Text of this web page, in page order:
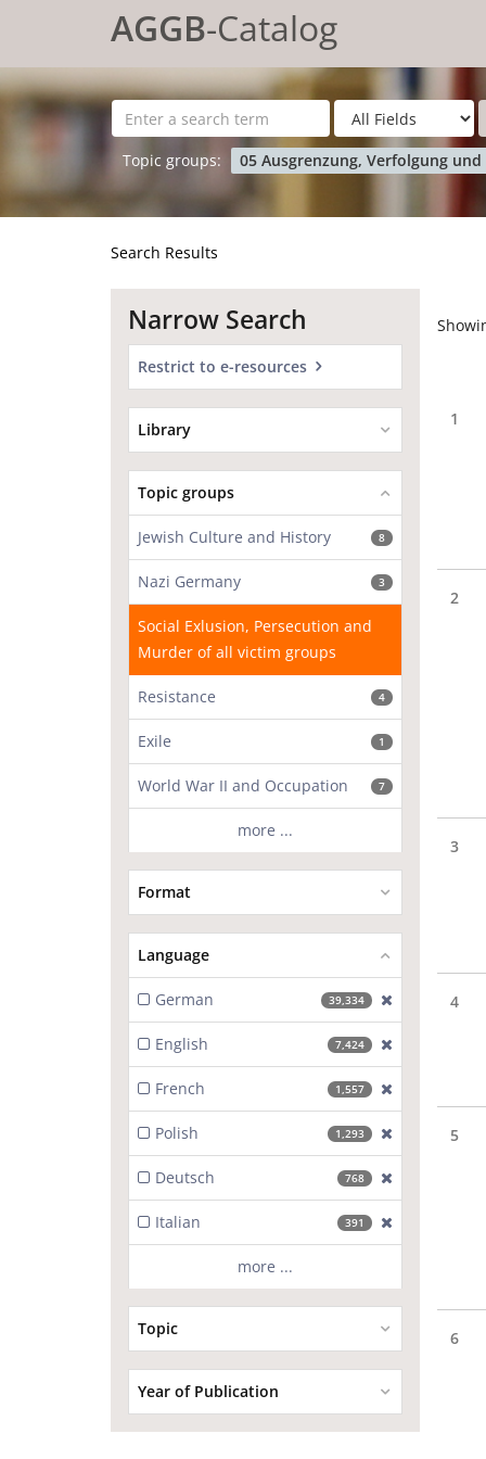
for search ''
AGGB-Catalog
Topic groups: 05 Ausgrenzung, Verfolgung
Search Results
1
2
3
4
5
6
Narrow Search
Restrict to e-resources
Library
Topic groups
Jewish Culture and History 8
Nazi Germany 3
Social Exlusion, Persecution and
Murder of all victim groups
Resistance 4
Exile 1
World War II and Occupation 7
more ...
Format
Language
German 39,334 [exclude]
English 7,424
French 1,557
Polish 1,293 [exclude]
Deutsch 768
Italian 391
more ...
Topic
Year of Publication